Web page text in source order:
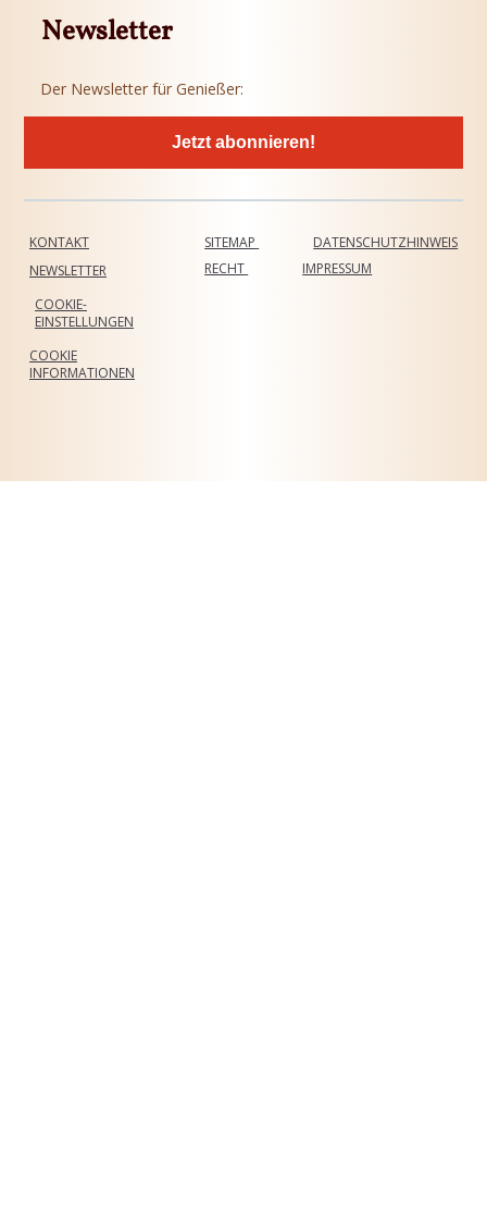
Newsletter
Der Newsletter für Genießer:
Jetzt abonnieren!
KONTAKT
SITEMAP
NEWSLETTER
DATENSCHUTZHINWEIS
COOKIE-
EINSTELLUNGEN
RECHT
COOKIE
INFORMATIONEN
IMPRESSUM